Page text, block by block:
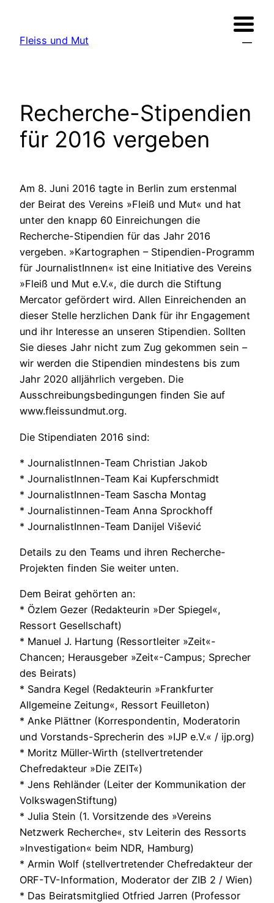
springen
Fleiss und Mut
Recherche-Stipendien
für 2016 vergeben
Am 8. Juni 2016 tagte in Berlin zum erstenmal
der Beirat des Vereins »Fleiß und Mut« und hat
unter den knapp 60 Einreichungen die
Recherche-Stipendien für das Jahr 2016
vergeben. »Kartographen – Stipendien-Programm
für JournalistInnen« ist eine Initiative des Vereins
»Fleiß und Mut e.V.«, die durch die Stiftung
Mercator gefördert wird. Allen Einreichenden an
dieser Stelle herzlichen Dank für ihr Engagement
und ihr Interesse an unseren Stipendien. Sollten
Sie dieses Jahr nicht zum Zug gekommen sein –
wir werden die Stipendien mindestens bis zum
Jahr 2020 alljährlich vergeben. Die
Ausschreibungsbedingungen finden Sie auf
www.fleissundmut.org.
Die Stipendiaten 2016 sind:
* JournalistInnen-Team Christian Jakob
* JournalistInnen-Team Kai Kupferschmidt
* JournalistInnen-Team Sascha Montag
* Journalistinnen-Team Anna Sprockhoff
* JournalistInnen-Team Danijel Višević
Details zu den Teams und ihren Recherche-
Projekten finden Sie weiter unten.
Dem Beirat gehörten an:
* Özlem Gezer (Redakteurin »Der Spiegel«,
Ressort Gesellschaft)
* Manuel J. Hartung (Ressortleiter »Zeit«-
Chancen; Herausgeber »Zeit«-Campus; Sprecher
des Beirats)
* Sandra Kegel (Redakteurin »Frankfurter
Allgemeine Zeitung«, Ressort Feuilleton)
* Anke Plättner (Korrespondentin, Moderatorin
und Vorstands-Sprecherin des »IJP e.V.« / ijp.org)
* Moritz Müller-Wirth (stellvertretender
Chefredakteur »Die ZEIT«)
* Jens Rehländer (Leiter der Kommunikation der
VolkswagenStiftung)
* Julia Stein (1. Vorsitzende des »Vereins
Netzwerk Recherche«, stv Leiterin des Ressorts
»Investigation« beim NDR, Hamburg)
* Armin Wolf (stellvertretender Chefredakteur der
ORF-TV-Information, Moderator der ZIB 2 / Wien)
* Das Beiratsmitglied Otfried Jarren (Professor